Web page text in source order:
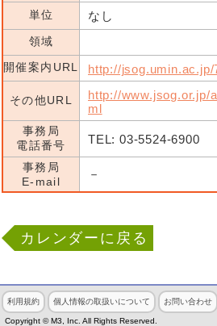
単位 なし
領域
開催案内URL
http://
その他URL
http://www.jsog.or.jp/
ml
事務局
電話番号
TEL: 03-5524-6900
事務局
E-mail
－
カレンダーに戻る
利用規約 個人情報の取扱いについて お問い合わせ
Copyright © M3, Inc. All Rights Reserved.